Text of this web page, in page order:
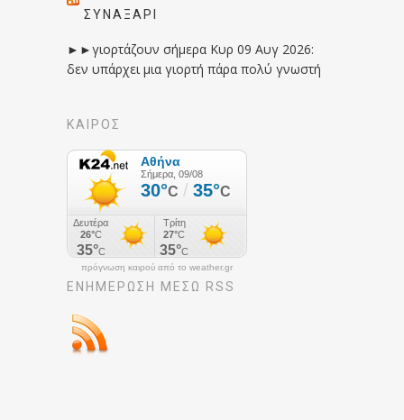
ΣΥΝΑΞΆΡΙ
►►γιορτάζουν σήμερα Κυρ 09 Αυγ 2026:
δεν υπάρχει μια γιορτή πάρα πολύ γνωστή
ΚΑΙΡΟΣ
πρόγνωση καιρού από το weather.gr
ΕΝΗΜΈΡΩΣΉ ΜΕΣΩ RSS